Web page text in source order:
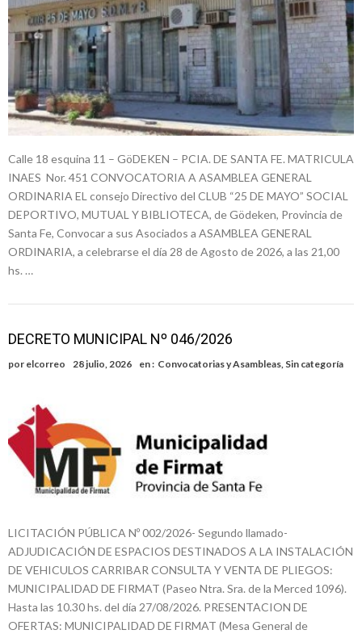
Vilela
Firmat: “Codo a codo” lanza una campaña de recolección de
golosinas para agasajar a los niños en su día
Vuelve el básquet: este viernes arranca el Clausura con agenda
confirmada y planteles renovados
Calle 18 esquina 11 – GöDEKEN – PCIA. DE SANTA FE. MATRICULA
INAES Nor. 451 CONVOCATORIA A ASAMBLEA GENERAL
ORDINARIA EL consejo Directivo del CLUB “25 DE MAYO” SOCIAL
DEPORTIVO, MUTUAL Y BIBLIOTECA, de Gödeken, Provincia de
Santa Fe, Convocar a sus Asociados a ASAMBLEA GENERAL
ORDINARIA, a celebrarse el día 28 de Agosto de 2026, a las 21,00
hs. …
DECRETO MUNICIPAL Nº 046/2026
por elcorreo 28 julio, 2026 en : Convocatorias y Asambleas, Sin categoría
LICITACIÓN PÚBLICA Nº 002/2026- Segundo llamado-
ADJUDICACIÓN DE ESPACIOS DESTINADOS A LA INSTALACIÓN
DE VEHICULOS CARRIBAR CONSULTA Y VENTA DE PLIEGOS:
MUNICIPALIDAD DE FIRMAT (Paseo Ntra. Sra. de la Merced 1096).
Hasta las 10.30 hs. del día 27/08/2026. PRESENTACION DE
OFERTAS: MUNICIPALIDAD DE FIRMAT (Mesa General de